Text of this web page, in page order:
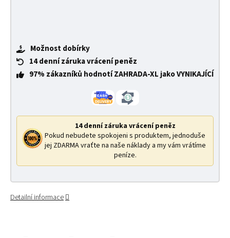
Možnost dobírky
14 denní záruka vrácení peněz
97% zákazníků hodnotí ZAHRADA-XL jako VYNIKAJÍCÍ
14 denní záruka vrácení peněz
Pokud nebudete spokojeni s produktem, jednoduše
jej ZDARMA vraťte na naše náklady a my vám vrátíme
peníze.
Detailní informace